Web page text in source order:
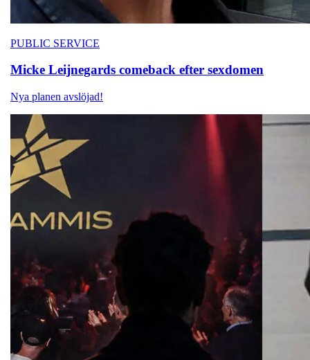
PUBLIC SERVICE
Micke Leijnegards comeback efter sexdomen
Nya planen avslöjad!